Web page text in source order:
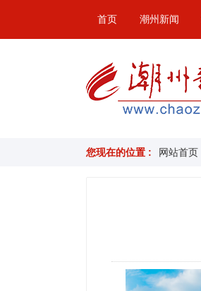
首页 潮州新闻
您现在的位置 : 网站首页